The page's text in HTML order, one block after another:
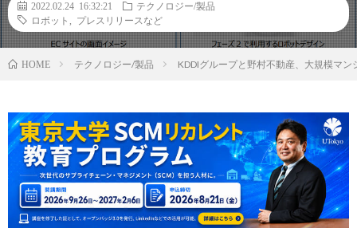
2022.02.24 16:32:21
テクノロジー/製品
ロボット
プレスリリースなど
HOME テクノロジー/製品 KDDIグループと野村不動産、大規模マ